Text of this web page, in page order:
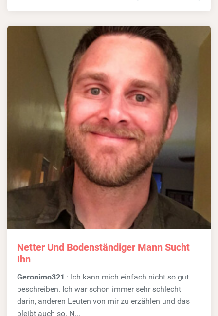
Netter Und Bodenständiger Mann Sucht
Ihn
Geronimo321 : Ich kann mich einfach nicht so gut
beschreiben. Ich war schon immer sehr schlecht
darin, anderen Leuten von mir zu erzählen und das
bleibt auch so. N...